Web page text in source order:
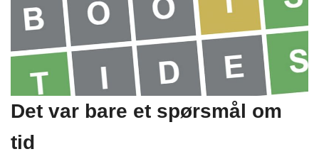
Det var bare et spørsmål om
tid